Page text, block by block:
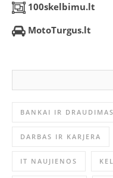
100skelbimu.lt
MotoTurgus.lt
BANKAI IR DRAUDIMAS
DARBAS IR KARJERA
IT NAUJIENOS